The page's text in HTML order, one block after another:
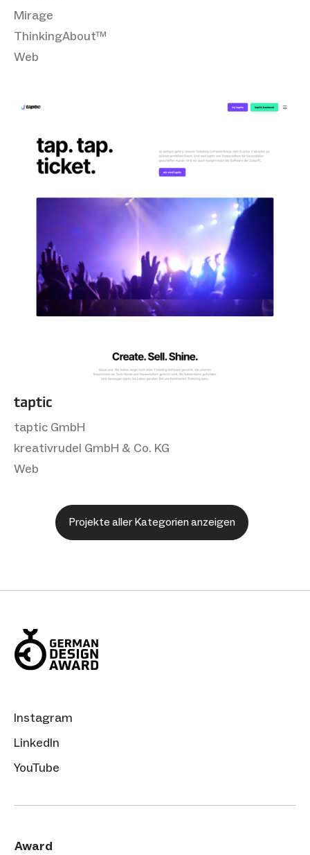
Mirage
ThinkingAbout™
Web
taptic
taptic GmbH
kreativrudel GmbH & Co. KG
Web
Projekte aller Kategorien anzeigen
Instagram
LinkedIn
YouTube
Award